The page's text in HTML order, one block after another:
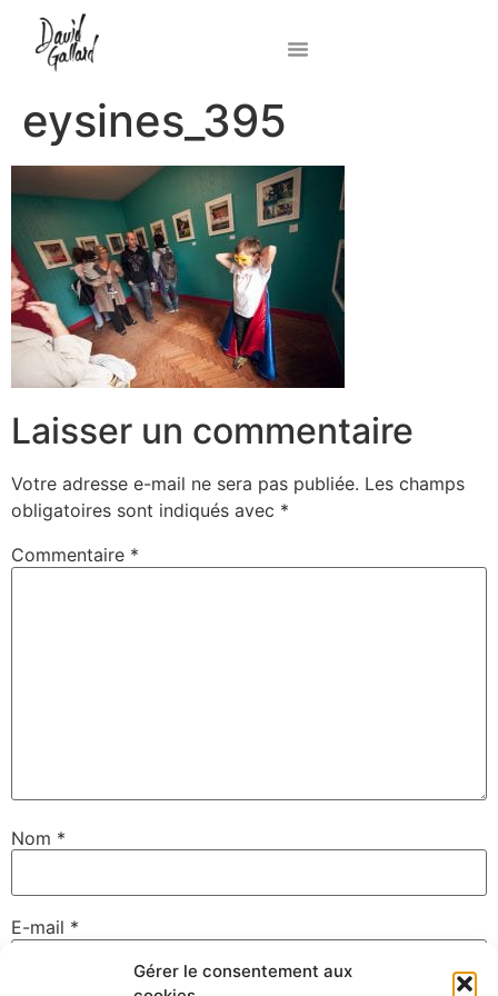
Gérer le consentement aux
eysines_395
Laisser un commentaire
Votre adresse e-mail ne sera pas publiée. Les champs
obligatoires sont indiqués avec *
Commentaire *
Nom *
E-mail *